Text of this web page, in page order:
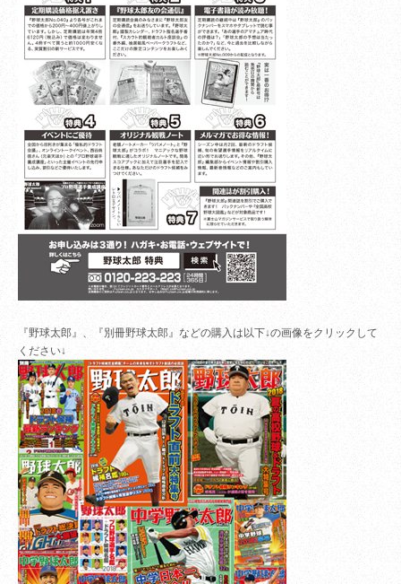
『野球太郎』、『別冊野球太郎』などの購入は以下↓の画像をクリックして
ください↓